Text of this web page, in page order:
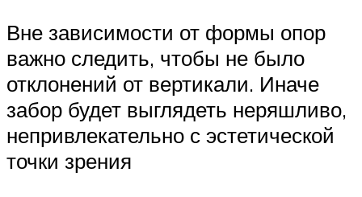
Вне зависимости от формы опор
важно следить, чтобы не было
отклонений от вертикали. Иначе
забор будет выглядеть неряшливо,
непривлекательно с эстетической
точки зрения